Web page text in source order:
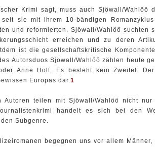
Krimi sagt, muss auch Sjöwall/
seit sie mit ihrem 10-bändigen
und reformierten. Sjöwall/Wahlöö
erreichen und zu deren
ist die gesellschaftskritische
Autorsduos Sjöwall/Wahlöö zählen heute
Anne Holt. Es besteht kein Zweifel:
Europas dar.1
Autoren teilen mit Sjöwall/Wahlöö nicht
handelt es sich bei den
Subgenre.
begegnen uns vor allem